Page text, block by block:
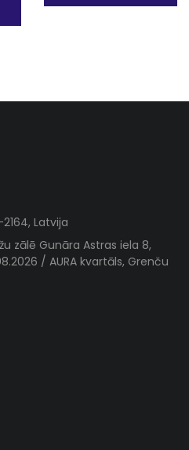
Latvija
zālē Gunāra Astras iela 8,
/ AURA kvartāls, Grenču